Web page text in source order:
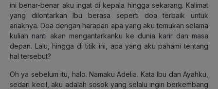
ini benar-benar aku ingat di kepala hingga sekarang. Kalimat
yang dilontarkan Ibu berasa seperti doa terbaik untuk
anaknya. Doa dengan harapan apa yang aku temukan selama
kuliah nanti akan mengantarkanku ke dunia karir dan masa
depan. Lalu, hingga di titik ini, apa yang aku pahami tentang
hal tersebut?
Oh ya sebelum itu, halo. Namaku Adelia. Kata Ibu dan Ayahku,
sedari kecil, aku adalah sosok yang selalu ingin berkembang